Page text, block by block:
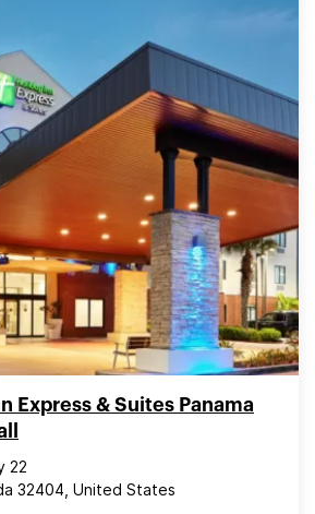
Express & Suites Panama
22
32404, United States